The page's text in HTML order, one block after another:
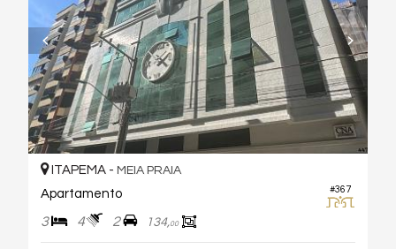
#367
ITAPEMA - MEIA PRAIA
Apartamento
3 4 2 134,00